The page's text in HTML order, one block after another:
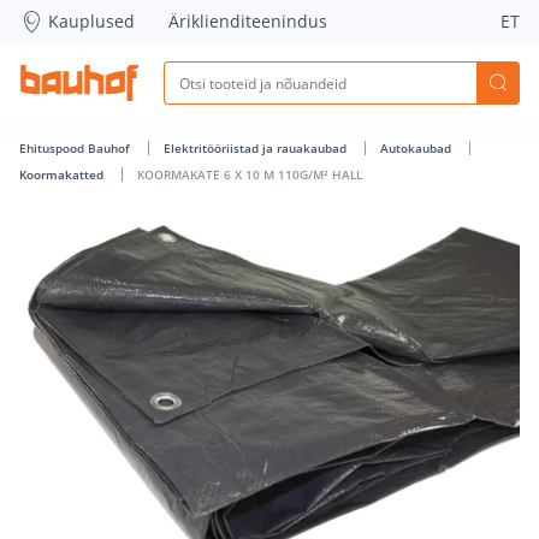
KOORMAKATE 6 X 10 M 110G/M² HALL - Bauhof has loaded
Kauplused Äriklienditeenindus ET
Ehituspood Bauhof Elektritööriistad ja rauakaubad
Autokaubad
Koormakatted
KOORMAKATE 6 X 10 M 110G/M² HALL